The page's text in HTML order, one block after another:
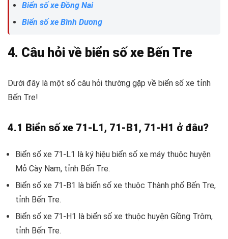
Biển số xe Đồng Nai
Biển số xe Bình Dương
4. Câu hỏi về biển số xe Bến Tre
Dưới đây là một số câu hỏi thường gặp về biển số xe tỉnh
Bến Tre!
4.1 Biển số xe 71-L1, 71-B1, 71-H1 ở đâu?
Biển số xe 71-L1 là ký hiệu biển số xe máy thuộc huyện
Mỏ Cày Nam, tỉnh Bến Tre.
Biển số xe 71-B1 là biển số xe thuộc Thành phố Bến Tre,
tỉnh Bến Tre.
Biển số xe 71-H1 là biển số xe thuộc huyện Giồng Trôm,
tỉnh Bến Tre.